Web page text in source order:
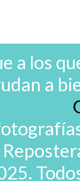
a los
a